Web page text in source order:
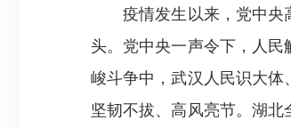
疫情发生以来，党中央
头。党中央一声令下，人
峻斗争中，武汉人民识大
坚韧不拔、高风亮节。湖